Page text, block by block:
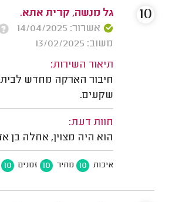
גל מנשה, קרית אתא.
אשרור: 14/04/2025
משוב: 13/02/2025
תיאור השירות:
חיבור הארקה מחדש
שקעים.
חוות דעת:
הוא היה מצוין, אחלה בן
איכות 10 מחיר 10 זמנים 10
10